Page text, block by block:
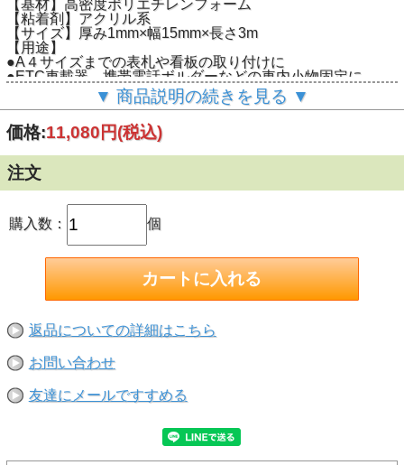
【基材】高密度ポリエチレンフォーム
【粘着剤】アクリル系
【サイズ】厚み1mm×幅15mm×長さ3m
【用途】
●A４サイズまでの表札や看板の取り付けに
●ETC車載器、携帯電話ボルダーなどの車内小物固定に
●金属（鉄・アルミ・ステンレスなど）・ガラス・内装タイ
ル・硬質ゴム・ポリエチレン・ポリプロピレン・木の接着に
【特徴】
●これ１本でいろいろな素材に接着でき、付属のツールで取
●厚みのある高密度ポリエチレンフォーム基材を使用した、
さまざまな素材に強力に接着する両面テープ。
●付属のツールを使って、テープを分割することができま
す。貼ったものをあとで取り外すことができます。
●超強力両面テープのJIS規格（ＪＩＳ Z1541）の１種2号
レベルの接着力を有します。
【荷重の目安】450ｇ（長さ2cm・温度25℃で耐えられる重
さの目安です。保証値ではありません）
【接着後の使用温度】-20～80℃
【接着できない素材と場所】
製）●軟質塩化ビニール●シリコーン・フッ素樹脂加工面●塗
装がはがれやすい面●浴室など湿気の多いところ●常に浸水
【注意】
に、糸を動かせるだけのスペース確保をお願いします。
▼ 商品説明の続きを見る ▼
価格:11,080円(税込)
注文
購入数： 個
返品についての詳細はこちら
お問い合わせ
友達にメールですすめる